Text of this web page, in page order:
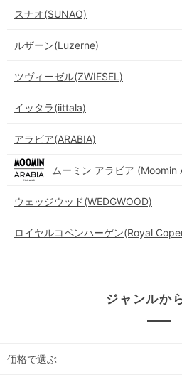
スナオ(SUNAO)
ルザーン(Luzerne)
ツヴィーゼル(ZWIESEL)
イッタラ(iittala)
アラビア(ARABIA)
ムーミン アラビア (Moomin
ウェッジウッド(WEDGWOOD)
ロイヤルコペンハーゲン(Royal
ジャンルか
価格で選ぶ